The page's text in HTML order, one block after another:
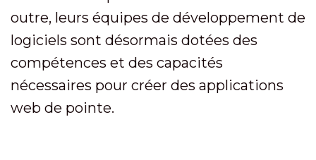
outre, leurs équipes de développement de
logiciels sont désormais dotées des
compétences et des capacités
nécessaires pour créer des applications
web de pointe.